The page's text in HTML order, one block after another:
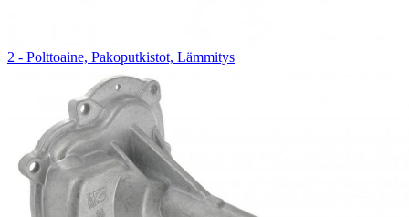
2 - Polttoaine, Pakoputkistot, Lämmitys